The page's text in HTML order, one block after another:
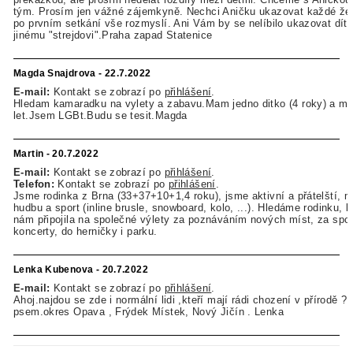
tým. Prosím jen vážné zájemkyně. Nechci Aničku ukazovat každé
po prvním setkání vše rozmyslí. Ani Vám by se nelíbilo ukazovat
jinému "strejdovi".Praha zapad Statenice
Magda Snajdrova - 22.7.2022
E-mail: Kontakt se zobrazí po přihlášení
Hledam kamaradku na vylety a zabavu.Mam jedno ditko (4 roky) a
let.Jsem LGBt.Budu se tesit.Magda
Martin - 20.7.2022
E-mail: Kontakt se zobrazí po přihlášení
Telefon: Kontakt se zobrazí po přihlášení
Jsme rodinka z Brna (33+37+10+1,4 roku), jsme aktivní a přátelští,
hudbu a sport (inline brusle, snowboard, kolo, ...). Hledáme rodinku,
nám připojila na společné výlety za poznáváním nových míst, za
koncerty, do herničky i parku.
Lenka Kubenova - 20.7.2022
E-mail: Kontakt se zobrazí po přihlášení
Ahoj.najdou se zde i normální lidi ,kteří mají rádi chození v přírodě ?
psem.okres Opava , Frýdek Místek, Nový Jičín . Lenka